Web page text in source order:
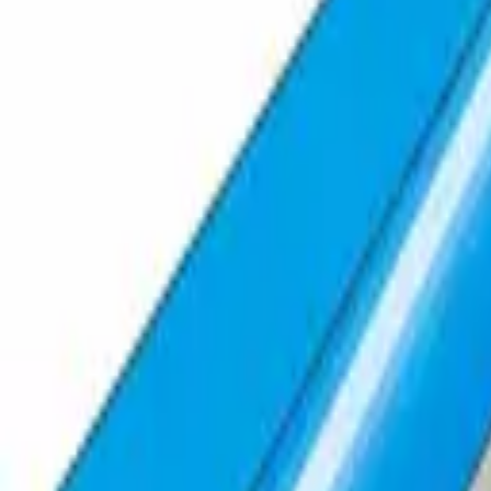
SUPERjectDas ist ein anpassungsfähiges